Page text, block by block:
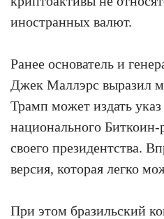
иностранных валют.
Ранее основатель и
Джек Маллэрс выразил
Трамп может издать
национального Биткоин-
своего президентства.
версия, которая легко
При этом бразильский